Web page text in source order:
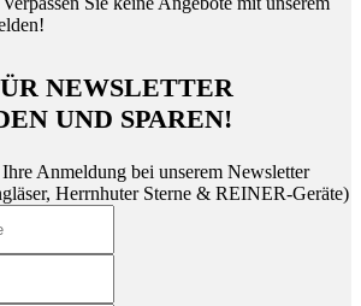
NEWSLETTER
UND SPAREN!
Anmeldung bei unserem Newsletter
Herrnhuter Sterne & REINER-Geräte)